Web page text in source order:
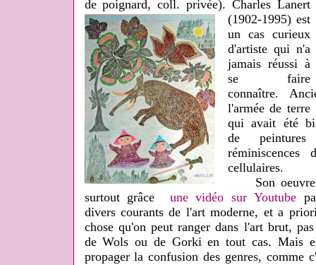
de poignard, coll. privée). Charles Lanert
(1902-1995) est
un cas curieux
d'artiste qui n'a
jamais réussi à
se faire
connaître.
l'armée de terre
qui avait été
de
réminiscences
cellulaires.
Son oeuvre
surtout grâce une vidéo sur Youtube
divers courants de l'art moderne, et a
chose qu'on peut ranger dans l'art brut,
de Wols ou de Gorki en tout cas. Mais
propager la confusion des genres, comme